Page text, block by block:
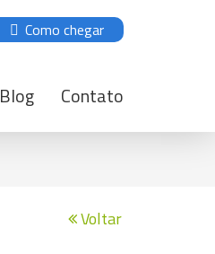
Como chegar
Blog Contato
Voltar